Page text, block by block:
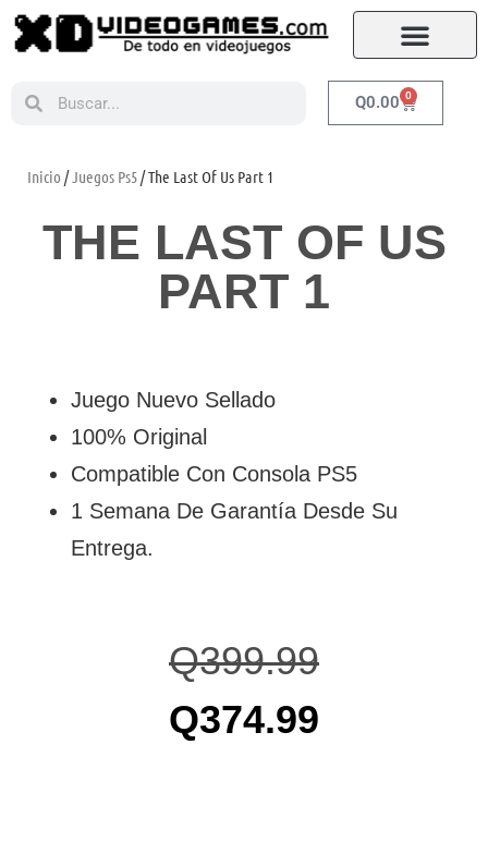
Q0.00 0
Inicio /Juegos Ps5/ The Last Of Us Part 1
THE LAST OF US
PART 1
Juego Nuevo Sellado
100% Original
Compatible Con Consola PS5
1 Semana De Garantía Desde Su
Entrega.
Q399.99
Q374.99